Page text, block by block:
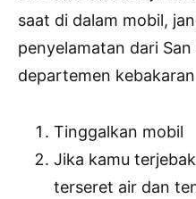
saat di dalam mobil,
penyelamatan dari
departemen
Tinggalkan mobil
Jika kamu
terseret air dan